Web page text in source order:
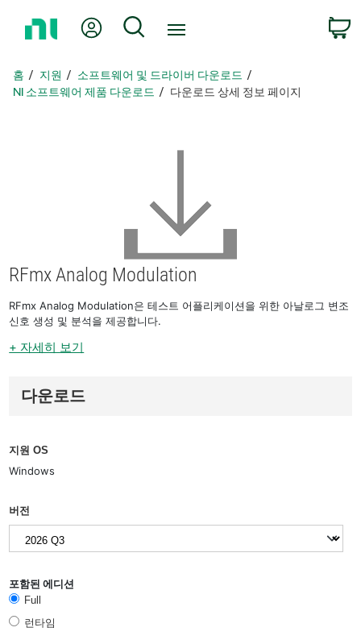
지
로
내 계정 검색
홈 지원
소프트웨어 및 드라이버 다운로드
NI 소프트웨어 제품 다운로드
다운로드 상세 정보 페이지
RFmx Analog Modulation
RFmx Analog Modulation은 테스트 어플리케이션을 위한 아날로그 변조
신호 생성 및 분석을 제공합니다.
+ 자세히 보기
다운로드
지원 OS
Windows
버전
포함된 에디션
Full
런타임